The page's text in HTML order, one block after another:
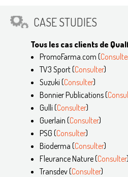
CASE STUDIES
Tous les cas clients de
PromoFarma.com (
TV3 Sport (Consulter)
Suzuki (Consulter)
Bonnier Publications (
Gulli (Consulter)
Guerlain (Consulter)
PSG (Consulter)
Bioderma (Consulter)
Fleurance Nature (Consulter)
Transdev (Consulter)